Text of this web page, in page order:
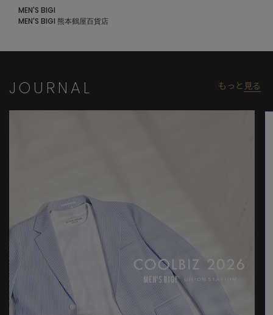
MEN'S BIGI
MEN'S BIGI 熊本鶴屋百貨店
JOURNAL もっと 見る